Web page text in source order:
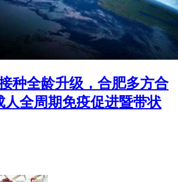
种全龄升级，合肥多方合
人全周期免疫促进暨带状